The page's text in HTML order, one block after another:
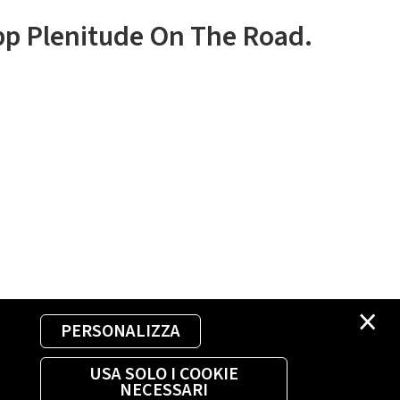
×
PERSONALIZZA
USA SOLO I COOKIE
NECESSARI
Plenitude On The Road.